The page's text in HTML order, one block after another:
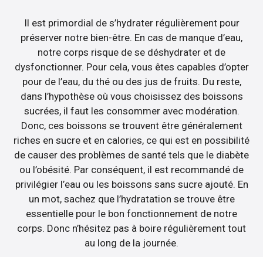
Il est primordial de s’hydrater régulièrement pour
préserver notre bien-être. En cas de manque d’eau,
notre corps risque de se déshydrater et de
dysfonctionner. Pour cela, vous êtes capables d’opter
pour de l’eau, du thé ou des jus de fruits. Du reste,
dans l’hypothèse où vous choisissez des boissons
sucrées, il faut les consommer avec modération.
Donc, ces boissons se trouvent être généralement
riches en sucre et en calories, ce qui est en possibilité
de causer des problèmes de santé tels que le diabète
ou l’obésité. Par conséquent, il est recommandé de
privilégier l’eau ou les boissons sans sucre ajouté. En
un mot, sachez que l’hydratation se trouve être
essentielle pour le bon fonctionnement de notre
corps. Donc n’hésitez pas à boire régulièrement tout
au long de la journée.